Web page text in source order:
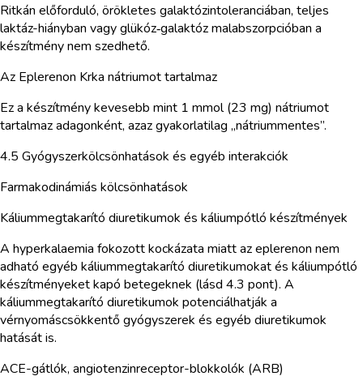
Ritkán előforduló, örökletes galaktózintoleranciában, teljes
laktáz-hiányban vagy glükóz‑galaktóz malabszorpcióban a
készítmény nem szedhető.
Az Eplerenon Krka nátriumot tartalmaz
Ez a készítmény kevesebb mint 1 mmol (23 mg) nátriumot
tartalmaz adagonként, azaz gyakorlatilag „nátriummentes”.
4.5 Gyógyszerkölcsönhatások és egyéb interakciók
Farmakodinámiás kölcsönhatások
Káliummegtakarító diuretikumok és káliumpótló készítmények
A hyperkalaemia fokozott kockázata miatt az eplerenon nem
adható egyéb káliummegtakarító diuretikumokat és káliumpótló
készítményeket kapó betegeknek (lásd 4.3 pont). A
káliummegtakarító diuretikumok potenciálhatják a
vérnyomáscsökkentő gyógyszerek és egyéb diuretikumok
hatását is.
ACE-gátlók, angiotenzinreceptor-blokkolók (ARB)